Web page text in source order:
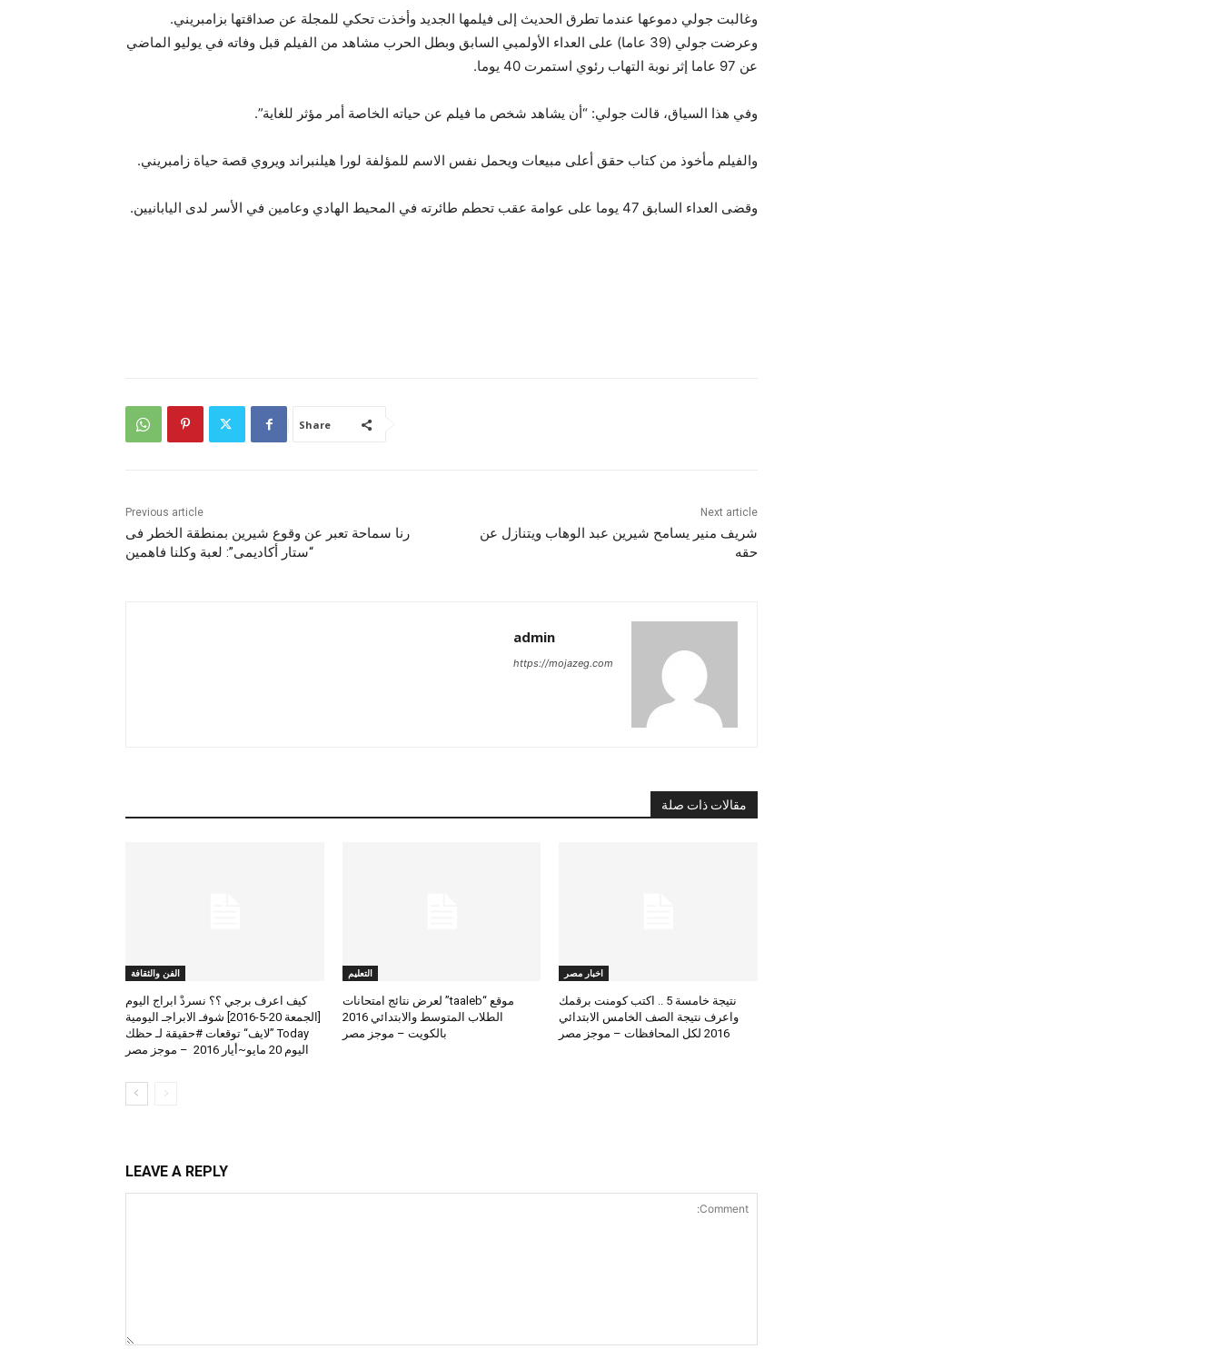
وغالبت جولي دموعها عندما تطرق الحديث إلى فيلمها الجديد وأخذت تحكي للمجلة عن صداقتها بزامبريني.
وعرضت جولي (39 عاما) على العداء الأولمبي السابق وبطل الحرب مشاهد من الفيلم قبل وفاته في يوليو الماضي
عن 97 عاما إثر نوبة التهاب رئوي استمرت 40 يوما.
وفي هذا السياق، قالت جولي: “أن يشاهد شخص ما فيلم عن حياته الخاصة أمر مؤثر للغاية”.
والفيلم مأخوذ من كتاب حقق أعلى مبيعات ويحمل نفس الاسم للمؤلفة لورا هيلنبراند ويروي قصة حياة زامبريني.
وقضى العداء السابق 47 يوما على عوامة عقب تحطم طائرته في المحيط الهادي وعامين في الأسر لدى اليابانيين.
Share
Previous article
رنا سماحة تعبر عن وقوع شيرين بمنطقة الخطر فى
“ستار أكاديمى”: لعبة وكلنا فاهمين
Next article
شريف منير يسامح شيرين عبد الوهاب ويتنازل عن
حقه
admin
https://mojazeg.com
مقالات ذات صلة
اخبار مصر
نتيجة خامسة 5 .. اكتب كومنت برقمك
واعرف نتيجة الصف الخامس الابتدائي
2016 لكل المحافظات – موجز مصر
التعليم
موقع “taaleb” لعرض نتائج امتحانات
الطلاب المتوسط والابتدائي 2016
بالكويت – موجز مصر
الفن والثقافة
كيف اعرف برجي ؟؟ نسردْ ابراج اليوم
[الجمعة 20-5-2016] شوفـ الابراجـ اليومية
Today ”لايف“ توقعات #حقيقة لـ حظك
اليوم 20 مايو~أيار 2016 – موجز مصر
LEAVE A REPLY